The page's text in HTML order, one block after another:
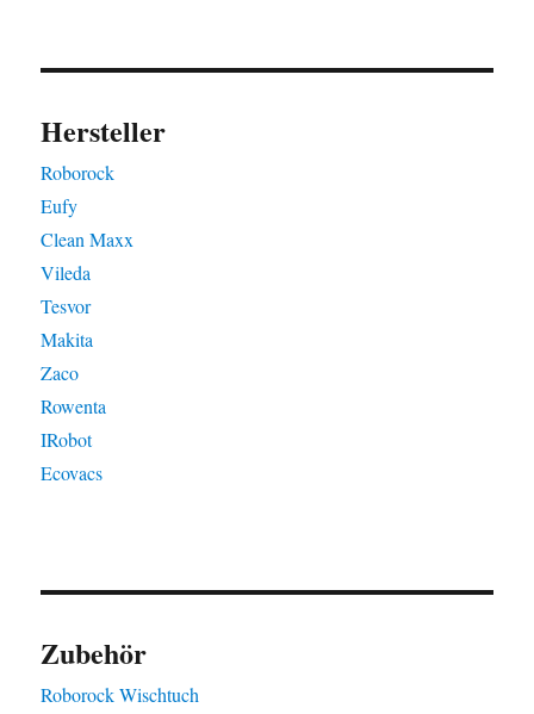
Hersteller
Roborock
Eufy
Clean Maxx
Vileda
Tesvor
Makita
Zaco
Rowenta
IRobot
Ecovacs
Zubehör
Roborock Wischtuch